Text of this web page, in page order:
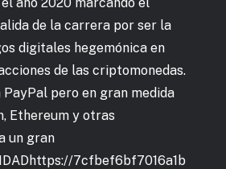
de la carrera por ser la
digitales hegemónica en
de las criptomonedas.
pero en gran medida
Ethereum y otras
un gran
7cfbef6bf7016a1b